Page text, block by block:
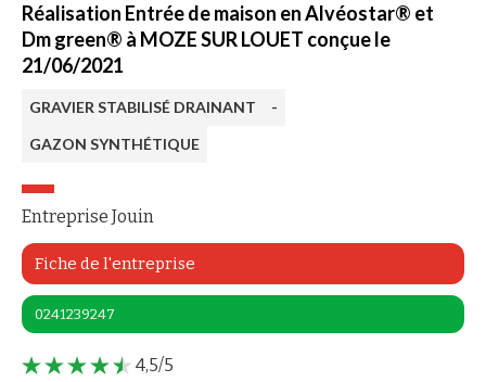
Réalisation Entrée de maison en Alvéostar® et
Dm green® à MOZE SUR LOUET conçue le
21/06/2021
GRAVIER STABILISÉ DRAINANT
-
GAZON SYNTHÉTIQUE
Entreprise Jouin
Fiche de l'entreprise
0241239247
4,5/5